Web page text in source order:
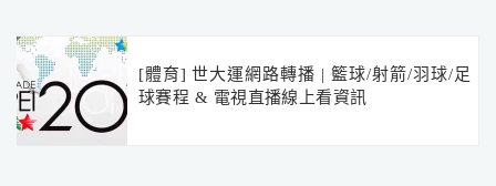
[體育] 世大運網路轉播 | 籃球/射箭/羽球/足
球賽程 & 電視直播線上看資訊